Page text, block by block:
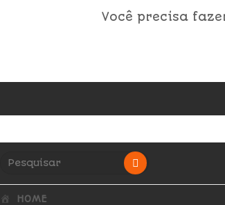
Você precisa
HOME